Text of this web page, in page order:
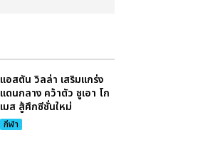
แอสตัน วิลล่า เสริมแกร่ง
แดนกลาง คว้าตัว ชูเอา โก
เมส สู้ศึกซีซั่นใหม่
กีฬา